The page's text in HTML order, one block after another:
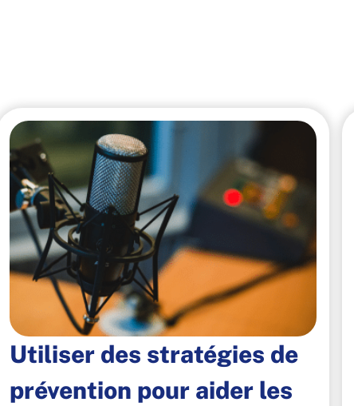
Utiliser des stratégies de
prévention pour aider les